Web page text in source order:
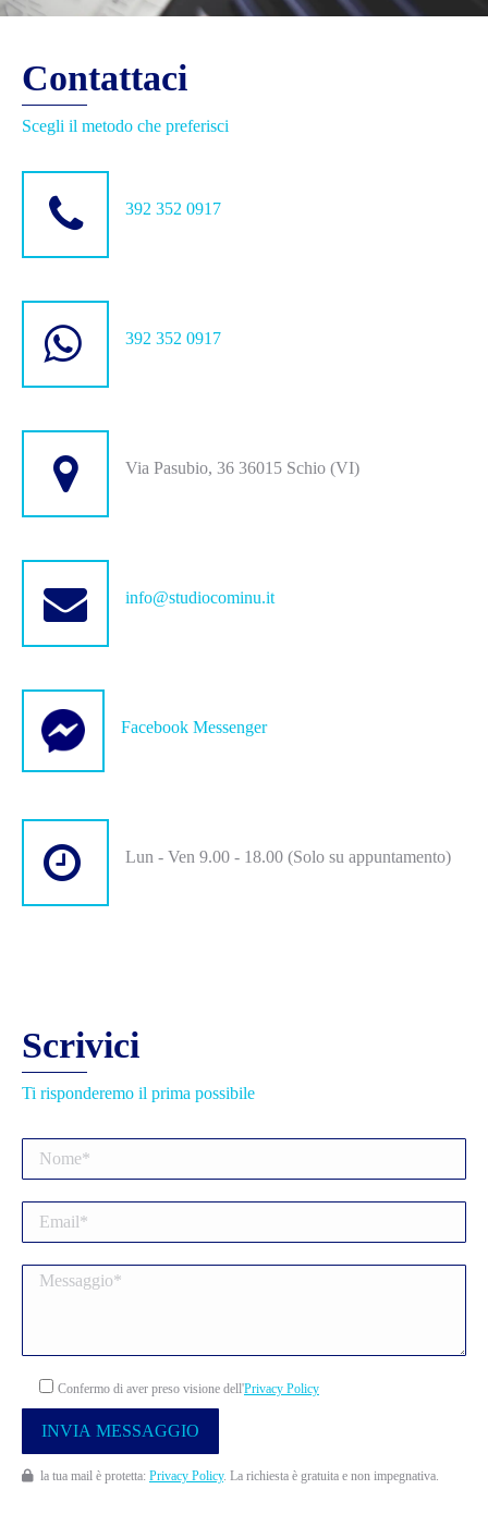
Contattaci
Scegli il metodo che preferisci
392 352 0917
392 352 0917
Via Pasubio, 36 36015 Schio (VI)
info@studiocominu.it
Facebook Messenger
Lun - Ven 9.00 - 18.00 (Solo su appuntamento)
Scrivici
Ti risponderemo il prima possibile
Confermo di aver preso visione dell'Privacy Policy
la tua mail è protetta: Privacy Policy. La richiesta è gratuita e non impegnativa.